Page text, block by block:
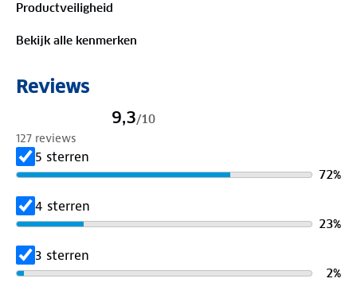
Productveiligheid
Bekijk alle kenmerken
Reviews
9,3/10
127 reviews
5 sterren
72%
4 sterren
23%
3 sterren
2%